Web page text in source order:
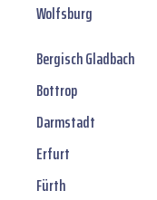
Wolfsburg
Bergisch Gladbach
Bottrop
Darmstadt
Erfurt
Fürth